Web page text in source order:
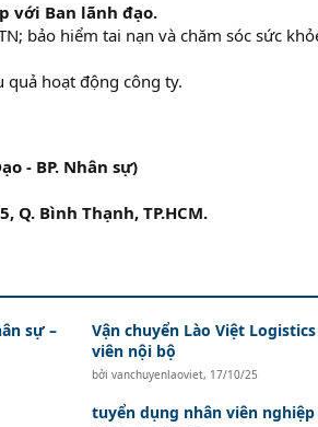
với Ban lãnh đạo.
bảo hiểm tai nạn và chăm sóc sức
hoạt động công ty.
- BP. Nhân sự)
Q. Bình Thạnh, TP.HCM.
sự –
Vận chuyển Lào Việt
viên nội bộ
bởi vanchuyenlaoviet, 17/10/25
tuyển dụng nhân viên nghiệp